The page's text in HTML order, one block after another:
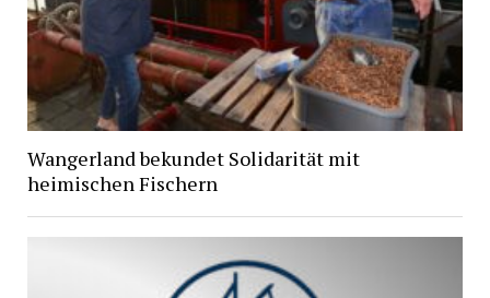
Wangerland bekundet Solidarität mit
heimischen Fischern